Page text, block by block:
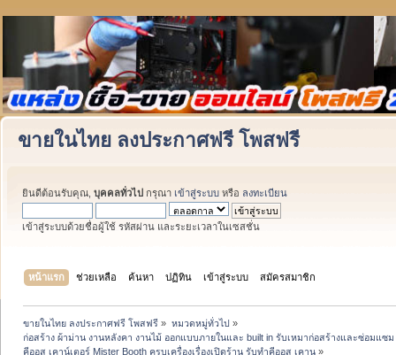
ขายในไทย ลงประกาศฟรี โพสฟรี
ยินดีต้อนรับคุณ, บุคคลทั่วไป กรุณา เข้าสู่ระบบ หรือ ลงทะเบียน
เข้าสู่ระบบด้วยชื่อผู้ใช้ รหัสผ่าน และระยะเวลาในเซสชั่น
หน้าแรก ช่วยเหลือ ค้นหา ปฏิทิน เข้าสู่ระบบ สมัครสมาชิก
ขายในไทย ลงประกาศฟรี โพสฟรี » หมวดหมู่ทั่วไป»
ก่อสร้าง ผ้าม่าน งานหลังคา งานไม้ ออกแบบภายในและ built in รับเหมาก่อสร้างและซ่อมแ
คีออส เคาน์เตอร์ Mister Booth ครบเครื่องเรื่องเปิดร้าน รับทำคีออส เคาน »